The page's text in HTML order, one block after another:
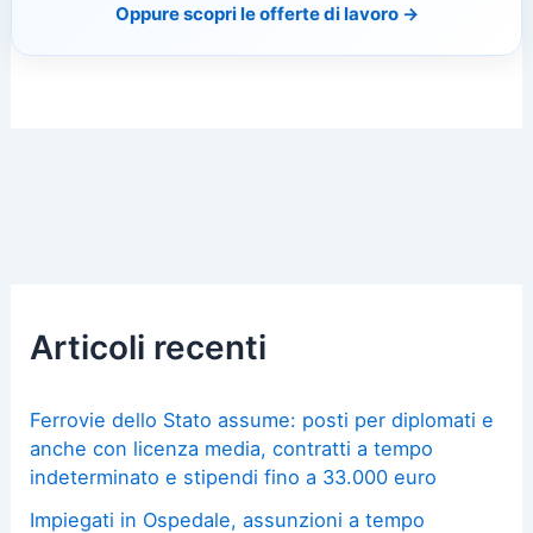
Oppure scopri le offerte di lavoro →
Articoli recenti
Ferrovie dello Stato assume: posti per diplomati e
anche con licenza media, contratti a tempo
indeterminato e stipendi fino a 33.000 euro
Impiegati in Ospedale, assunzioni a tempo